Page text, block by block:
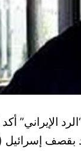
الإيراني”
إسرائيل